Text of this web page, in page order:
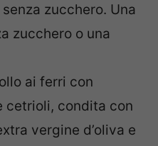
zucchero. Una
zucchero o una
ai ferri con
cetrioli, condita con
vergine d’oliva e